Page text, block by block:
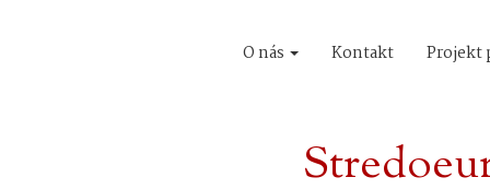
O nás Kontakt Projekt